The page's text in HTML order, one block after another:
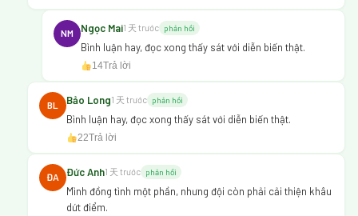
NM Ngọc Mai1 天 trước phản hồi
Bình luận hay, đọc xong thấy sát với diễn biến thật.
14Trả lời
BL Bảo Long1 天 trước phản hồi
Bình luận hay, đọc xong thấy sát với diễn biến thật.
22Trả lời
ĐA Đức Anh1 天 trước phản hồi
Mình đồng tình một phần, nhưng đội còn phải cải thiện khâu
dứt điểm.